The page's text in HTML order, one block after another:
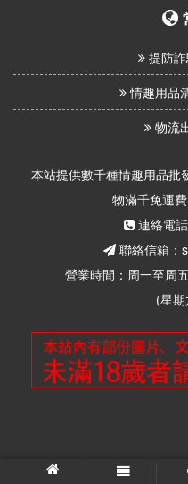
提防
情趣用品
物流
本站提供數千種情趣用品批
物滿千免運費
連絡電
聯絡信箱：
營業時間：周一至周
(星期六、
© 2026 思柏情趣